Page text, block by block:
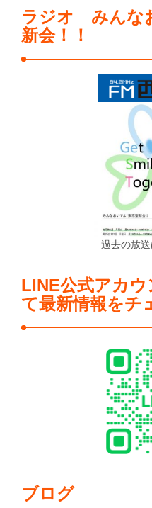
ラジオ みんな
新会！！
過去の放送
LINE公式アカ
て最新情報をチ
ブログ